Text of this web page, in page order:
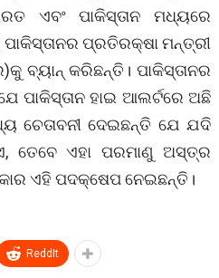
ଏବଂ ପାକିସ୍ତାନ ମଧ୍ୟରେ
ପ୍ରତିରକ୍ଷା ମନ୍ତ୍ରୀ
ବ୍ୟାନ୍‌ କରିଛନ୍ତି। ପାକିସ୍ତାନର
ପାକିସ୍ତାନ ହାଇ ଆଲର୍ଟରେ ଅଛି
ଚେତାବନୀ ଦେଇଛନ୍ତି ଯେ ଯଦି
ତେବେ ଏହା ପରମାଣୁ ଅସ୍ତ୍ର
ଏହି ପଦକ୍ଷେପ ନେଇଛନ୍ତି।
ReddIt